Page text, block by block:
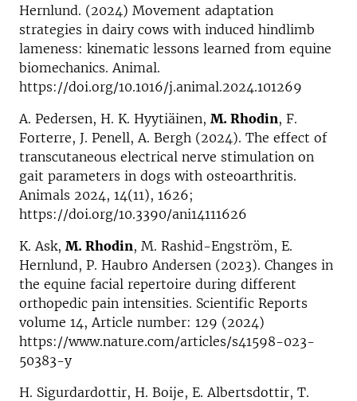
Hernlund. (2024) Movement adaptation
strategies in dairy cows with induced hindlimb
lameness: kinematic lessons learned from equine
biomechanics. Animal.
https://doi.org/10.1016/j.animal.2024.101269
A. Pedersen, H. K. Hyytiäinen, M. Rhodin, F.
Forterre, J. Penell, A. Bergh (2024). The effect of
transcutaneous electrical nerve stimulation on
gait parameters in dogs with osteoarthritis.
Animals 2024, 14(11), 1626;
https://doi.org/10.3390/ani14111626
K. Ask, M. Rhodin, M. Rashid-Engström, E.
Hernlund, P. Haubro Andersen (2023). Changes in
the equine facial repertoire during different
orthopedic pain intensities. Scientific Reports
volume 14, Article number: 129 (2024)
https://www.nature.com/articles/s41598-023-
50383-y
H. Sigurdardottir, H. Boije, E. Albertsdottir, T.